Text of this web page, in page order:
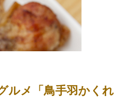
ルメ「鳥手羽かくれ